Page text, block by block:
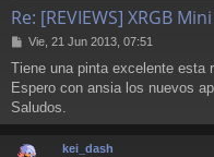
Re: [REVIEWS] XRGB
M
n
s
a
j
Vie, 21 Jun 2013, 07:51
Tiene una pinta excelente esta
Espero con ansia los nuevos
Saludos.
kei_dash